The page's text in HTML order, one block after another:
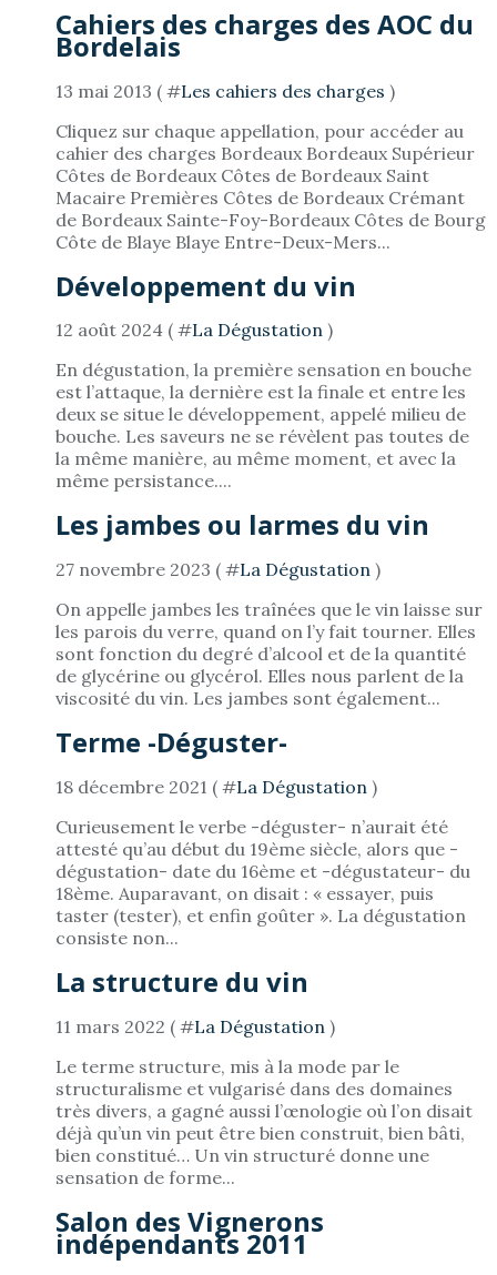
Cahiers des charges des AOC du
Bordelais
13 mai 2013 ( #Les cahiers des charges )
Cliquez sur chaque appellation, pour accéder au
cahier des charges Bordeaux Bordeaux Supérieur
Côtes de Bordeaux Côtes de Bordeaux Saint
Macaire Premières Côtes de Bordeaux Crémant
de Bordeaux Sainte-Foy-Bordeaux Côtes de Bourg
Côte de Blaye Blaye Entre-Deux-Mers...
Développement du vin
12 août 2024 ( #La Dégustation )
En dégustation, la première sensation en bouche
est l’attaque, la dernière est la finale et entre les
deux se situe le développement, appelé milieu de
bouche. Les saveurs ne se révèlent pas toutes de
la même manière, au même moment, et avec la
même persistance....
Les jambes ou larmes du vin
27 novembre 2023 ( #La Dégustation )
On appelle jambes les traînées que le vin laisse sur
les parois du verre, quand on l’y fait tourner. Elles
sont fonction du degré d’alcool et de la quantité
de glycérine ou glycérol. Elles nous parlent de la
viscosité du vin. Les jambes sont également...
Terme -Déguster-
18 décembre 2021 ( #La Dégustation )
Curieusement le verbe -déguster- n’aurait été
attesté qu’au début du 19ème siècle, alors que -
dégustation- date du 16ème et -dégustateur- du
18ème. Auparavant, on disait : « essayer, puis
taster (tester), et enfin goûter ». La dégustation
consiste non...
La structure du vin
11 mars 2022 ( #La Dégustation )
Le terme structure, mis à la mode par le
structuralisme et vulgarisé dans des domaines
très divers, a gagné aussi l’œnologie où l’on disait
déjà qu’un vin peut être bien construit, bien bâti,
bien constitué… Un vin structuré donne une
sensation de forme...
Salon des Vignerons
indépendants 2011